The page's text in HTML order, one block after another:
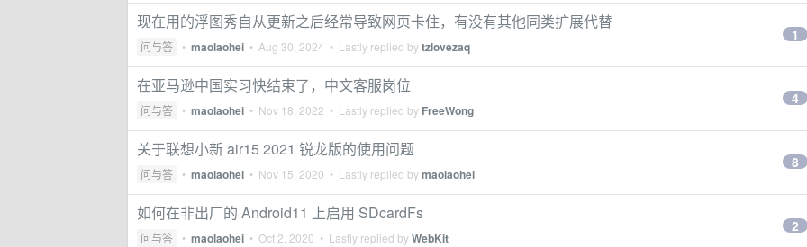
现在用的浮图秀自从更新之后经常导致网页卡住，有没有其他同类扩展代替
问与答 • maolaohei • Aug 30, 2024 • Lastly replied bytzlovezaq
1
在亚马逊中国实习快结束了，中文客服岗位
问与答 • maolaohei • Nov 18, 2022 • Lastly replied by FreeWong
4
关于联想小新 air15 2021 锐龙版的使用问题
问与答 • maolaohei • Nov 15, 2020 • Lastly replied bymaolaohei
8
如何在非出厂的 Android11 上启用 SDcardFs
问与答 • maolaohei • Oct 2, 2020 • Lastly replied byWebKit
2